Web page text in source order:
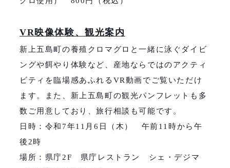
VR映像体験、観光案内
新上五島町の養殖クロマグロと一緒に泳ぐダイビ
ングや餌やり体験など、産地ならではのアクティ
ビティを臨場感あふれるVR動画でご覧いただけ
ます。また、新上五島町の観光パンフレットも多
数ご用意しており、旅行相談も可能です。
日時：令和7年11月6日（木） 午前11時から午
後2時
場所：県庁2F 県庁レストラン シェ・デジマ